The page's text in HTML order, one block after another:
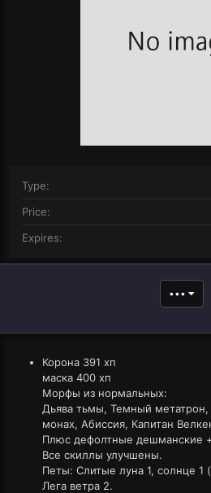
Type
Price
Expires
•••
Корона 391 хп
маска 400 хп
Морфы из нормальных:
Дьява тьмы, Темный
монах, Абиссия, Капитан
Плюс дефолтные дешманские
Все скиллы улучшены.
Петы: Слитые луна 1, солнце 1
Лега ветра 2.